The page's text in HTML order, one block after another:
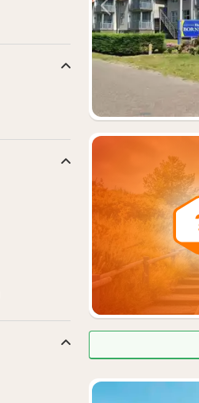
Vorige foto